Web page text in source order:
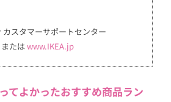
カスタマーサポートセンター
たは www.IKEA.jp
てよかったおすすめ商品ラン